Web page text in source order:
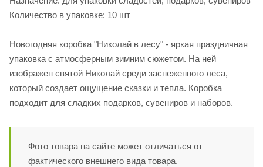
Количество в упаковке: 10 шт
Новогодняя коробка "Николай в лесу" - яркая праздничная
упаковка с атмосферным зимним сюжетом. На ней
изображен святой Николай среди заснеженного леса,
который создает ощущение сказки и тепла. Коробка
подходит для сладких подарков, сувениров и наборов.
Фото товара на сайте может отличаться от
фактического внешнего вида товара.